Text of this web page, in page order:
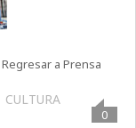
CULTURA
Regresar a Prensa
0